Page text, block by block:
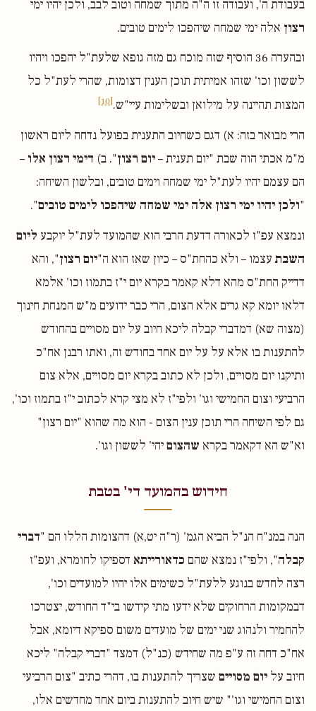
בעבודת ה', ועבודה זו ה"ה מתוך שמחה וטוב לבב, ולכן יהיו ימי
רצון אלה ימי שמחה שיהפכו לימים טובים.
ובהערה 36 הוסיף שזה מוכח גם מזה גופא שלעת"ל יהפכו ויהיו
לששון וכו' שזהו אמיתית תוכן הענין דצומות, שהרי לעת"ל כל
המצות תהיינה על מילואן ובשלימות עיי"ש.[10]
הרי מבואר בזה: א) דגם כשחיוב התענית בפועל נדחה ליום ראשון
מ"מ אכתי הוה שבת "יום תענית –יום רצון". ב) דימי רצון אלו –
הם עצמם יהיו לעת"ל ימי שמחה וימים טובים, ובלשון השיחה:
"ולכן יהיו ימי רצון אלה ימי שמחה שיהפכו לימים טובים".
ונמצא עפ"ז לכאורה דדעת הרבי הוא שהמועד לעת"ל יוקבע ליום
השבת עצמו – ולא כהחת"ס – כיון שאז הוא ה"יום רצון", והא
דדייק החת"ס מהא דלא קאמר בקרא יום י"ז בתמוז וכו' אלמא
דלאו יומא קא גרים אלא הצום, הרי כבר ידועים מ"ש המנחת חינוך
(מצוה שא) דמדברי קבלה ליכא חיוב על יום מסויים בהחודש
להתענות בו אלא על על יום אחד בחודש זה, ואתו רבנן אח"כ
ותיקנו יום מסויים, ולכן לא כתוב בקרא יום מסויים, אלא צום
הרביעי וצום החמישי וגו' ולפי"ז לא מצי קרא לכתוב י"ז בתמוז וכו',
גם לפי השיחה הרי תוכן ענין הצום - הוא מה שהוא "יום רצון"
וא"ש הא דקאמר בקרא שהצוםיהי' לששון וגו'.
חידוש בהמועד די' בטבת
הנה במנ"ח הנ"ל הביא הגמ' (ר"ה יט,א) דהצומות הללו הם "דברי
קבלה", ולפי"ז נמצא שהם כדאורייתא דספיקו לחומרא, ועפ"ז
רצה לחדש בנוגע ללעת"ל כשימים אלו יהיו למועדים וכו',
דבמקומות הרחוקים שלא ידעו מתי קידשו בי"ד החודש, יצטרכו
להחמיר ולנהוג שני ימים של מועדים משום ספיקא דיומא, אבל
אח"כ דחה זה ע"פ מה שחידש (כנ"ל) דמצד "דברי קבלה" ליכא
חיוב על יום מסויים שצריך להתענות בו, דהרי כתיב "צום הרביעי
וצום החמישי וגו'" שיש חיוב להתענות ביום אחד מחדשים אלו,